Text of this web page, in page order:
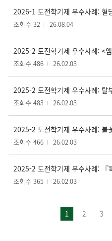
조회수 32 26.08.04
조회수 486 26.02.03
조회수 483 26.02.03
조회수 466 26.02.03
조회수 365 26.02.03
1 2 3